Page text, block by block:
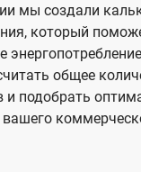
мы создали
который
общее
и подобрать
вашего